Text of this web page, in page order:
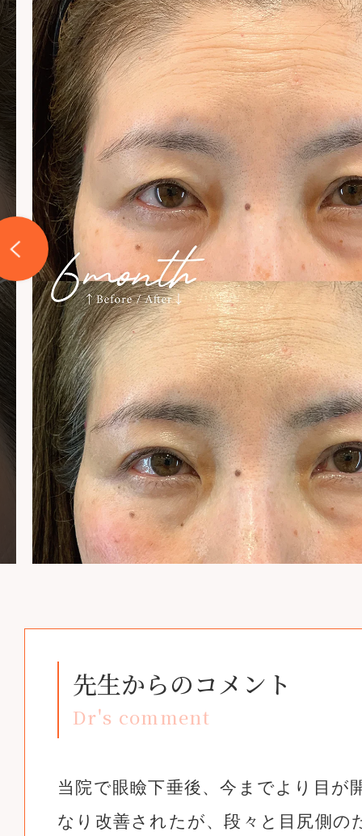
先生からのコメント
Dr's comment
当院で眼瞼下垂後、今までより目が
なり改善されたが、段々と目尻側の